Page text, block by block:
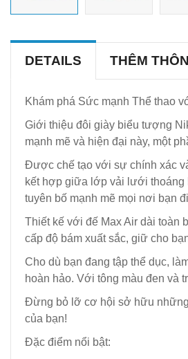
DETAILS THÊM
Khám phá Sức mạnh Thể thao
Giới thiệu đôi giày biểu tượng
mạnh mẽ và hiện đại này, một
Được chế tạo với sự chính xác
kết hợp giữa lớp vải lưới thoáng
tuyên bố mạnh mẽ mọi nơi bạn
Thiết kế với đế Max Air dài toàn
cấp độ bám xuất sắc, giữ cho
Cho dù bạn đang tập thể dục,
hoàn hảo. Với tông màu đen và
Đừng bỏ lỡ cơ hội sở hữu những
của bạn!
Đặc điểm nổi bật: